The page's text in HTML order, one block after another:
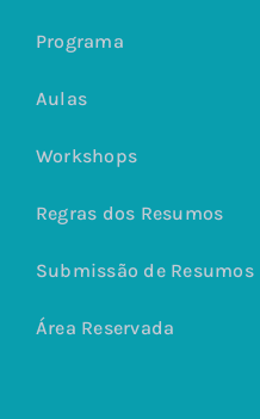
Programa
Aulas
Workshops
Regras dos Resumos
Submissão de Resumos
Área Reservada